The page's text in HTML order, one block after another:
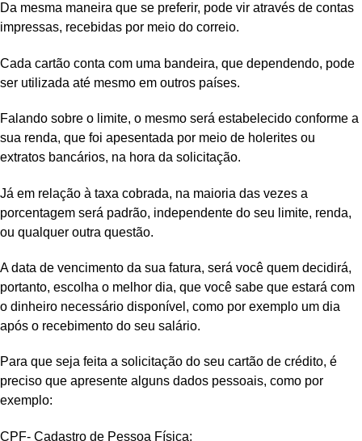
Da mesma maneira que se preferir, pode vir através de contas
impressas, recebidas por meio do correio.
Cada cartão conta com uma bandeira, que dependendo, pode
ser utilizada até mesmo em outros países.
Falando sobre o limite, o mesmo será estabelecido conforme a
sua renda, que foi apesentada por meio de holerites ou
extratos bancários, na hora da solicitação.
Já em relação à taxa cobrada, na maioria das vezes a
porcentagem será padrão, independente do seu limite, renda,
ou qualquer outra questão.
A data de vencimento da sua fatura, será você quem decidirá,
portanto, escolha o melhor dia, que você sabe que estará com
o dinheiro necessário disponível, como por exemplo um dia
após o recebimento do seu salário.
Para que seja feita a solicitação do seu cartão de crédito, é
preciso que apresente alguns dados pessoais, como por
exemplo:
CPF- Cadastro de Pessoa Física;